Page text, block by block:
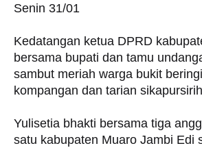
Senin 31/01
Kedatangan ketua DPRD
bersama bupati dan tamu
sambut meriah warga bukit
kompangan dan tarian
Yulisetia bhakti bersama tiga
satu kabupaten Muaro Jambi Edi